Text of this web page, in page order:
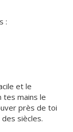
:
et le
tes mains le
près de toi
siècles.